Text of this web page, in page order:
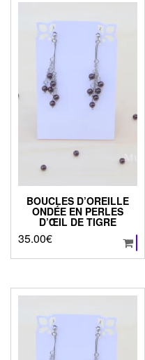
options
peuvent
sur
page
produit
BOUCLES D’OREILLE
ONDÉE EN PERLES
D’ŒIL DE TIGRE
35.00€